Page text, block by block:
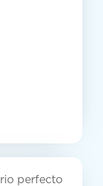
perfecto